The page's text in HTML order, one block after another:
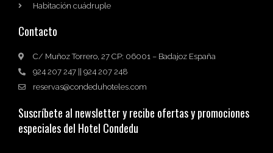
Habitación cuádruple
Contacto
C/ Muñoz Torrero, 27 CP: 06001 – Badajoz España
924 207 247 || 924 207 248
reservas@condeduhoteles.com
Suscríbete al newsletter y recibe ofertas y promociones
especiales del Hotel Condedu